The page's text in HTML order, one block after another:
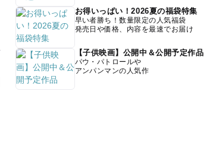
お得いっぱい！2026夏の福袋特集
早い者勝ち！数量限定の人気福袋
発売日や価格、内容を最速でお届け
【子供映画】公開中＆公開予定作品
パウ・パトロールや
アンパンマンの人気作